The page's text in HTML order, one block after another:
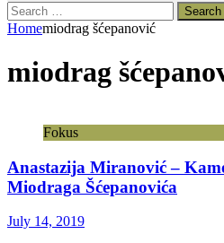
Search
for:
Homemiodrag šćepanović
miodrag
Fokus
Anastazija Miranović –
Miodraga Šćepanovića
July 14, 2019